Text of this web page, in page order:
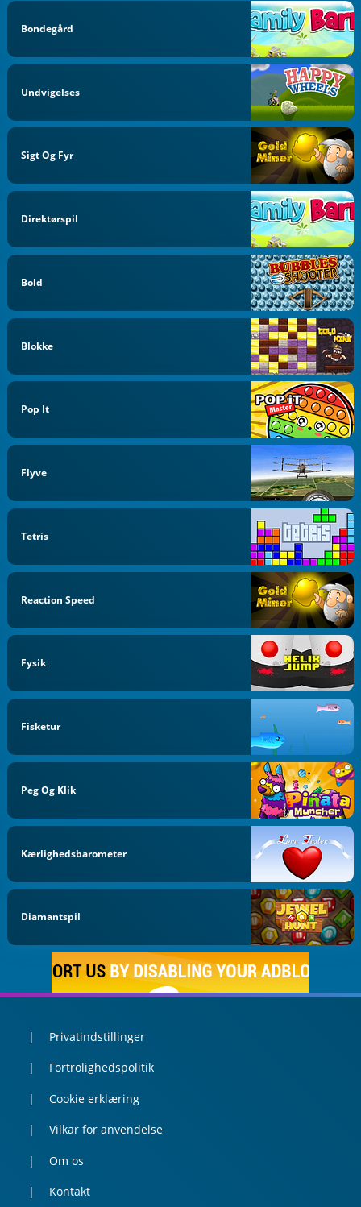
Bondegård
Undvigelses
Sigt Og Fyr
Direktørspil
Bold
Blokke
Pop It
Flyve
Tetris
Reaction Speed
Fysik
Fisketur
Peg Og Klik
Kærlighedsbarometer
Diamantspil
Privatindstillinger
Fortrolighedspolitik
Cookie erklæring
Vilkar for anvendelse
Om os
Kontakt